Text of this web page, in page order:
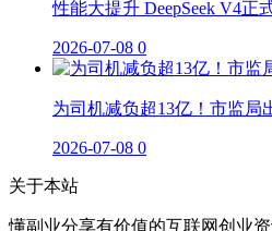
性能大提升 DeepSeek V4正
2026-07-08 0
为司机减负超13亿！市监局
2026-07-08 0
关于本站
懂副业分享有价值的互联网创业资